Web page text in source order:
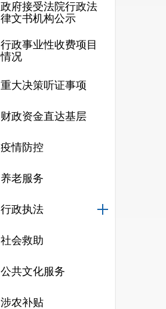
政府接受法院行政法
律文书机构公示
行政事业性收费项目
情况
重大决策听证事项
财政资金直达基层
疫情防控
养老服务
行政执法
社会救助
公共文化服务
涉农补贴